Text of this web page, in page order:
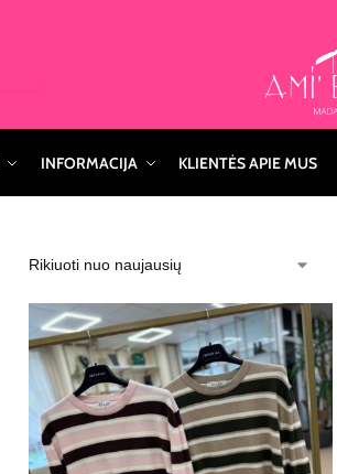
INFORMACIJA KLIENTĖS APIE MUS